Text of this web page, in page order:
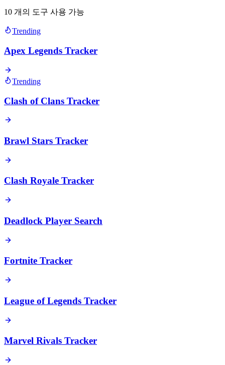
10 개의 도구 사용 가능
Trending
Apex Legends Tracker
Trending
Clash of Clans Tracker
Brawl Stars Tracker
Clash Royale Tracker
Deadlock Player Search
Fortnite Tracker
League of Legends Tracker
Marvel Rivals Tracker